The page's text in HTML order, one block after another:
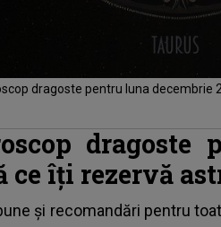
dragoste pentru luna decembrie
dragoste
ce îți rezervă
și recomandări pentru